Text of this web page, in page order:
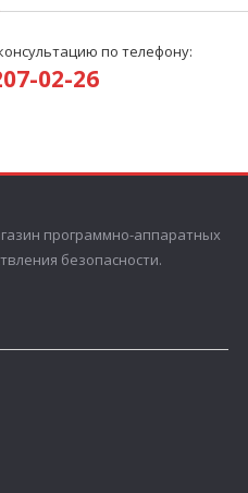
по телефону:
02-26
программно-аппаратных
безопасности.